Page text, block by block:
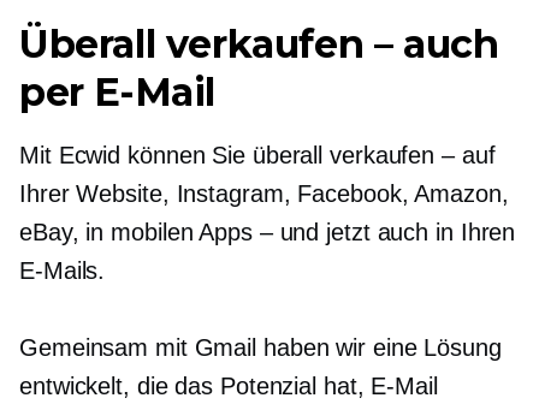
Überall verkaufen – auch
per E-Mail
Mit Ecwid können Sie überall verkaufen – auf
Ihrer Website, Instagram, Facebook, Amazon,
eBay, in mobilen Apps – und jetzt auch in Ihren
E-Mails.
Gemeinsam mit Gmail haben wir eine Lösung
entwickelt, die das Potenzial hat, E-Mail